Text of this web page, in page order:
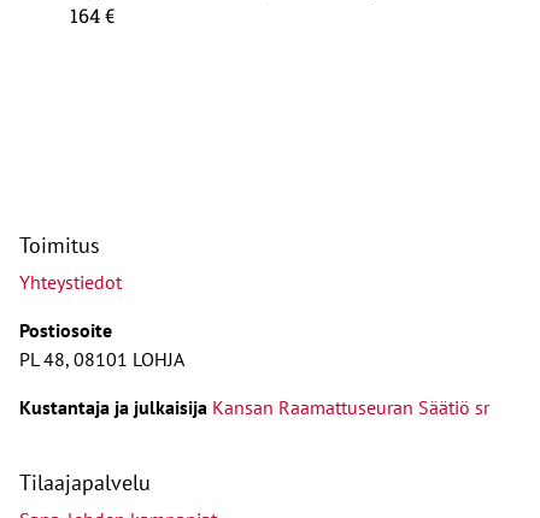
164 €
Toimitus
Yhteystiedot
Postiosoite
PL 48, 08101 LOHJA
Kustantaja ja julkaisija Kansan Raamattuseuran Säätiö sr
Tilaajapalvelu